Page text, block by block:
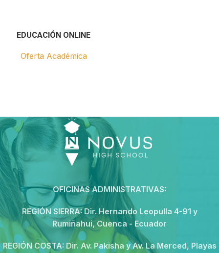
EDUCACIÓN ONLINE
Oferta Académica
OFICINAS ADMINISTRATIVAS:
REGIÓN SIERRA:Dir. Hernando Leopulla 4-91 y
Rumiñahui, Cuenca - Ecuador
REGIÓN COSTA: Dir. Av. Pakisha y Av. La Merced, Playas